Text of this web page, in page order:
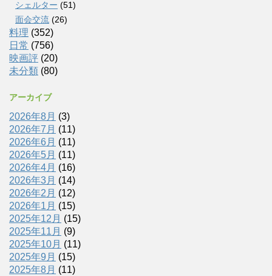
シェルター (51)
面会交流 (26)
料理 (352)
日常 (756)
映画評 (20)
未分類 (80)
アーカイブ
2026年8月 (3)
2026年7月 (11)
2026年6月 (11)
2026年5月 (11)
2026年4月 (16)
2026年3月 (14)
2026年2月 (12)
2026年1月 (15)
2025年12月 (15)
2025年11月 (9)
2025年10月 (11)
2025年9月 (15)
2025年8月 (11)